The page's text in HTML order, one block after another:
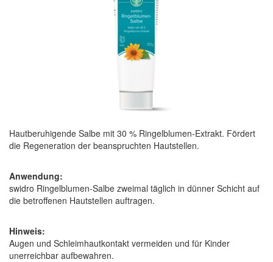
Hautberuhigende Salbe mit 30 % Ringelblumen-Extrakt. Fördert
die Regeneration der beanspruchten Hautstellen.
Anwendung:
swidro Ringelblumen-Salbe zweimal täglich in dünner Schicht auf
die betroffenen Hautstellen auftragen.
Hinweis:
Augen und Schleimhautkontakt vermeiden und für Kinder
unerreichbar aufbewahren.